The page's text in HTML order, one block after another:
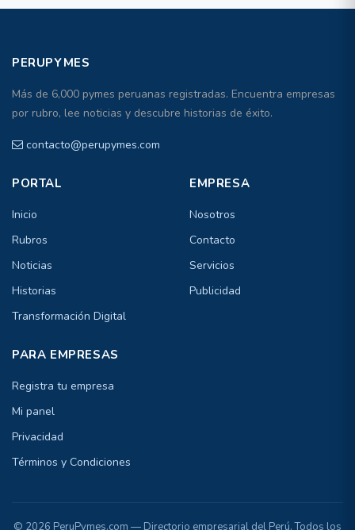
PERUPYMES
Más de 6,000 pymes peruanas registradas. Encuentra empresas
por rubro, lee noticias y descubre historias de éxito.
contacto@perupymes.com
PORTAL
Inicio
Rubros
Noticias
Historias
Transformación Digital
EMPRESA
Nosotros
Contacto
Servicios
Publicidad
PARA EMPRESAS
Registra tu empresa
Mi panel
Privacidad
Términos y Condiciones
© 2026 PeruPymes.com — Directorio empresarial del Perú. Todos los